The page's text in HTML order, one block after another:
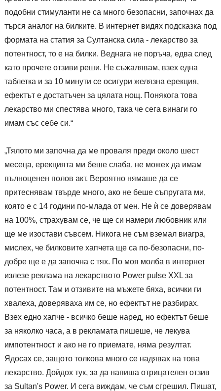
подобни стимуланти не са много безопасни, започнах да
търся аналог на билките. В интернет видях подсказка под
формата на статия за Султанска сила - лекарство за
потентност, то е на билки. Веднага не поръча, едва след
като прочете отзиви реши. Не съжалявам, взех една
таблетка и за 10 минути се осигури желязна ерекция,
ефектът е достатъчен за цялата нощ. Понякога това
лекарство ми спестява много, така че сега винаги го
имам със себе си.“
„Тялото ми започна да ме проваля преди около шест
месеца, ерекцията ми беше слаба, не можех да имам
пълноценен полов акт. Вероятно нямаше да се
притеснявам твърде много, ако не беше съпругата ми,
която е с 14 години по-млада от мен. Не ѝ се доверявам
на 100%, страхувам се, че ще си намери любовник или
ще ме изостави съвсем. Никога не съм вземал виагра,
мислех, че билковите хапчета ще са по-безопасни, по-
добре ще е да започна с тях. По моя молба в интернет
излезе реклама на лекарството Power pulse XXL за
потентност. Там и отзивите на мъжете бяха, всички ги
хвалеха, доверяваха им се, но ефектът не разбирах.
Взех едно хапче - всичко беше наред, но ефектът беше
за няколко часа, а в рекламата пишеше, че лекува
импотентност и ако не го приемате, няма резултат.
Ядосах се, защото толкова много се надявах на това
лекарство. Дойдох тук, за да напиша отрицателен отзив
за Sultan's Power. И сега виждам, че съм сгрешил. Пишат,